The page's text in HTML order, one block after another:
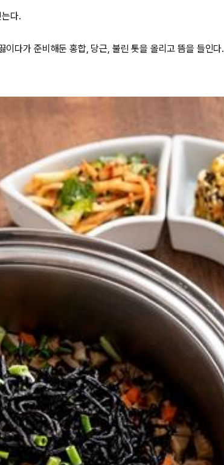
다.
다가 준비해둔 홍합, 당근, 불린 톳을 올리고 뜸을 들인다.